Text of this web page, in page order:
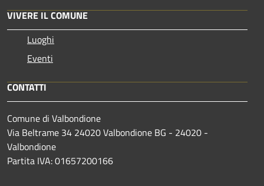
VIVERE IL COMUNE
Luoghi
Eventi
CONTATTI
Comune di Valbondione
Via Beltrame 34 24020 Valbondione BG - 24020 -
Valbondione
Partita IVA: 01657200166